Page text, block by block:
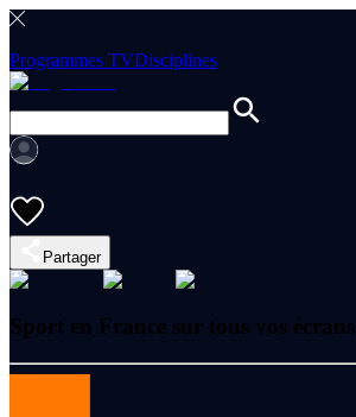
Programmes TVDisciplines
Partager
Sport en France sur tous vos écrans